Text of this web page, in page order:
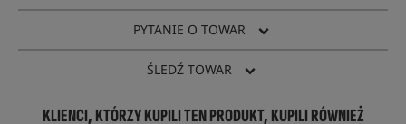
PYTANIE O TOWAR
ŚLEDŹ TOWAR
KLIENCI, KTÓRZY KUPILI TEN PRODUKT, KUPILI RÓWNIEŻ